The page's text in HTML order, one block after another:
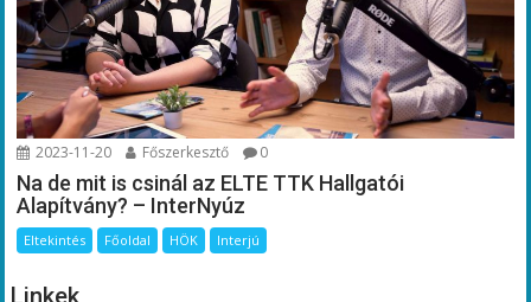
2023-11-20 Főszerkesztő 0
Na de mit is csinál az ELTE TTK Hallgatói
Alapítvány? – InterNyúz
Eltekintés Főoldal HÖK Interjú